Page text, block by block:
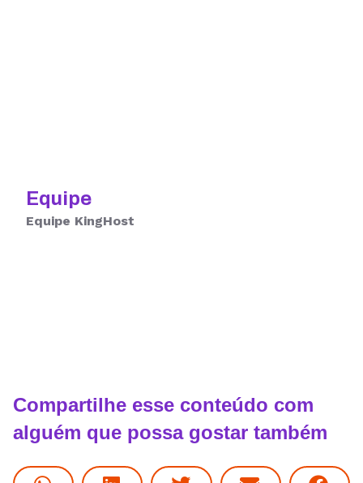
Equipe
Equipe KingHost
Compartilhe esse conteúdo com
alguém que possa gostar também